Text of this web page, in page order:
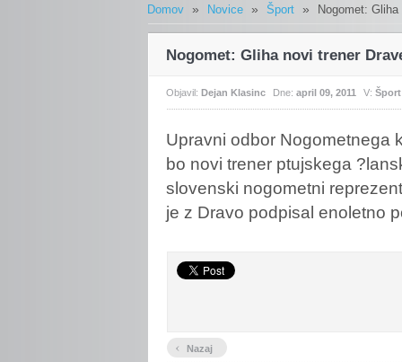
Domov » Novice » Šport » Nogomet:
Nogomet: Gliha novi trener
Objavil:Dejan Klasinc Dne:april 09, 2011 V:Šport
Upravniodbor Nogometnega
bo novi trener ptujskega
slovenski nogometni
je z Dravo podpisal enoletno
‹ Nazaj